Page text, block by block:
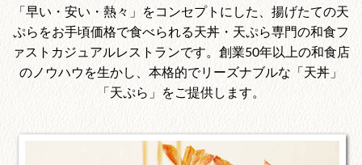
「早い・安い・熱々」をコンセプトにした、揚げたての天
ぷらをお手頃価格で食べられる天丼・天ぷら専門の和食フ
ァストカジュアルレストランです。創業50年以上の和食店
のノウハウを生かし、本格的でリーズナブルな「天丼」
「天ぷら」をご提供します。